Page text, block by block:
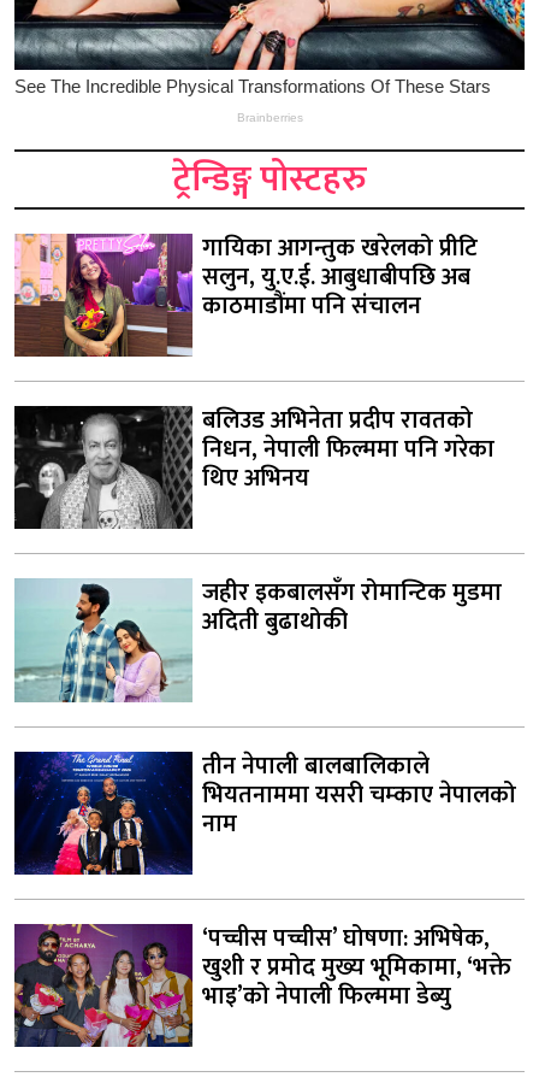
ट्रेन्डिङ्ग पोस्टहरु
गायिका आगन्तुक खरेलको प्रीटि
सलुन, यु.ए.ई. आबुधाबीपछि अब
काठमाडौंमा पनि संचालन
बलिउड अभिनेता प्रदीप रावतको
निधन, नेपाली फिल्ममा पनि गरेका
थिए अभिनय
जहीर इकबालसँग रोमान्टिक मुडमा
अदिती बुढाथोकी
तीन नेपाली बालबालिकाले
भियतनाममा यसरी चम्काए नेपालको
नाम
‘पच्चीस पच्चीस’ घोषणा: अभिषेक,
खुशी र प्रमोद मुख्य भूमिकामा, ‘भक्ते
भाइ’को नेपाली फिल्ममा डेब्यु